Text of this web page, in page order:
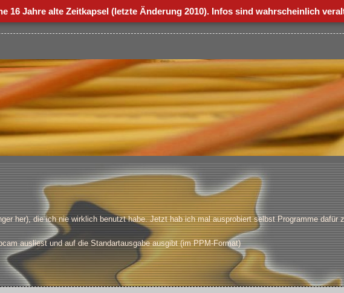
16 Jahre alte Zeitkapsel (letzte Änderung 2010). Infos sind wahrscheinlich
her), die ich nie wirklich benutzt habe. Jetzt hab ich mal ausprobiert selbst Programme dafür
ausliest und auf die Standartausgabe ausgibt (im PPM-Format)